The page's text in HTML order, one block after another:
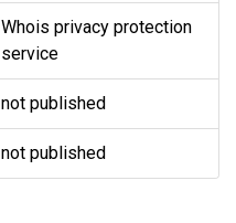
Whois privacy protection
service
not published
not published